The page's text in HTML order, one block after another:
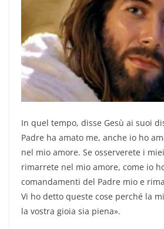
In quel tempo, disse Gesù ai suoi
Padre ha amato me, anche io ho
nel mio amore. Se osserverete i
rimarrete nel mio amore, come io
comandamenti del Padre mio e
Vi ho detto queste cose perché la
la vostra gioia sia piena».